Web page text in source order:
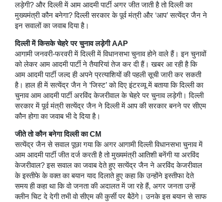
लड़ेगी? और दिल्ली में आम आदमी पार्टी अगर जीत जाती है तो दिल्ली का
मुख्यमंत्री कौन बनेगा? दिल्ली सरकार के पूर्व मंत्री और ‘आप’ सत्येंद्र जैन ने
इन सवालों का जवाब दिया है।
दिल्ली में किसके चेहरे पर चुनाव लड़ेगी AAP
आगामी जनवरी-फरवरी में दिल्ली में विधानसभा चुनाव होने वाले हैं। इन चुनावों
को लेकर आम आदमी पार्टी ने तैयारियां तेज कर दी हैं। खबर आ रही है कि
आम आदमी पार्टी जल्द ही अपने प्रत्याशियों की पहली सूची जारी कर सकती
है। हाल ही में सत्येंद्र जैन ने ‘जिस्ट’ को दिए इंटरव्यू में बताया कि दिल्ली का
चुनाव आम आदमी पार्टी अरविंद केजरीवाल के चेहरे पर चुनाव लड़ेगी। दिल्ली
सरकार में पूर्व मंत्री सत्येंद्र जैन ने दिल्ली में आप की सरकार बनने पर सीएम
कौन होगा का जवाब भी दे दिया है।
जीते तो कौन बनेगा दिल्ली का CM
सत्येंद्र जैन से सवाल पूछा गया कि अगर आगामी दिल्ली विधानसभा चुनाव में
आम आदमी पार्टी जीत दर्ज करती है तो मुख्यमंत्री आतिशी बनेंगी या अरविंद
केजरीवाल? इस सवाल का जवाब देते हुए सत्येंद्र जैन ने अरविंद केजरीवाल
के इस्तीफे के वक्त का बयान याद दिलाते हुए कहा कि उन्होंने इस्तीफा देते
समय ही कहा था कि वो जनता की अदालत में जा रहे हैं, अगर जनता उन्हें
क्लीन चिट दे देगी तभी वो सीएम की कुर्सी पर बैठेंगे। उनके इस बयान से साफ